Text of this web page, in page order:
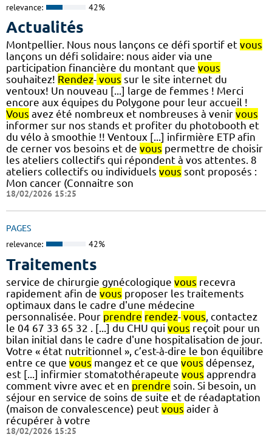
relevance: 42%
Actualités
Montpellier. Nous nous lançons ce défi sportif et vous
lançons un défi solidaire: nous aider via une
participation financière du montant que vous
souhaitez! Rendez- vous sur le site internet du
ventoux! Un nouveau [...] large de femmes ! Merci
encore aux équipes du Polygone pour leur accueil !
Vous avez été nombreux et nombreuses à venir vous
informer sur nos stands et profiter du photobooth et
du vélo à smoothie !! Ventoux [...] infirmière ETP afin
de cerner vos besoins et de vous permettre de choisir
les ateliers collectifs qui répondent à vos attentes. 8
ateliers collectifs ou individuels vous sont proposés :
Mon cancer (Connaitre son
18/02/2026 15:25
PAGES
relevance: 42%
Traitements
service de chirurgie gynécologique vous recevra
rapidement afin de vous proposer les traitements
optimaux dans le cadre d'une médecine
personnalisée. Pour prendre rendez- vous , contactez
le 04 67 33 65 32 . [...] du CHU qui vous reçoit pour un
bilan initial dans le cadre d'une hospitalisation de jour.
Votre « état nutritionnel », c’est-à-dire le bon équilibre
entre ce que vous mangez et ce que vous dépensez,
est [...] infirmier stomatothérapeute vous apprendra
comment vivre avec et en prendre soin. Si besoin, un
séjour en service de soins de suite et de réadaptation
(maison de convalescence) peut vous aider à
récupérer à votre
18/02/2026 15:25